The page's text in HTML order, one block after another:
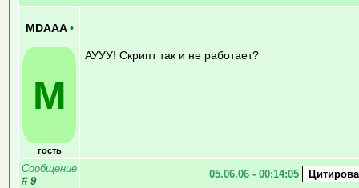
MDAAA •
M
гость
АУУУ! Скрипт так и не работает?
Сообщение
# 9
05.06.06 - 00:14:05